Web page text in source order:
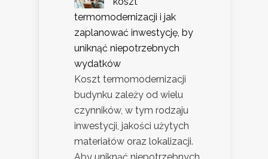
termomodernizacji i jak
zaplanować inwestycję, by
uniknąć niepotrzebnych
wydatków
Koszt termomodernizacji
budynku zależy od wielu
czynników, w tym rodzaju
inwestycji, jakości użytych
materiałów oraz lokalizacji.